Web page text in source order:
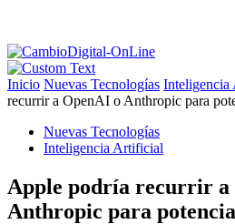
Inicio Nuevas Tecnologías Inteligencia
recurrir a OpenAI o Anthropic para
Nuevas Tecnologías
Inteligencia Artificial
Apple podría recurrir a
Anthropic para